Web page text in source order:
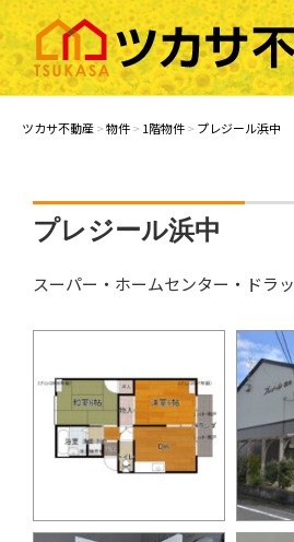
コ
ン
テ
ン
ツカサ不動産
笠岡市で不動産の賃貸・売買・空き家
ツカサ不動産>物件> 1階物件> プレジール浜中
プレジール浜中
スーパー・ホームセンター・ド